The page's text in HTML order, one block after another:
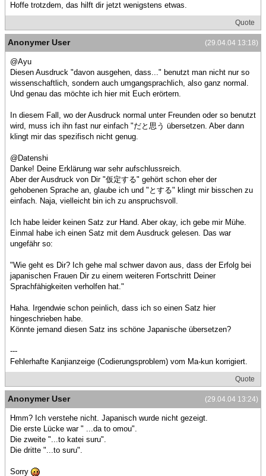
Hoffe trotzdem, das hilft dir jetzt wenigstens etwas.
Quote
(29.04.04 13:18)
Anonymer User
@Ayu
Diesen Ausdruck "davon ausgehen, dass..." benutzt man nicht nur so
wissenschaftlich, sondern auch umgangsprachlich, also ganz normal.
Und genau das möchte ich hier mit Euch erörtern.
In diesem Fall, wo der Ausdruck normal unter Freunden oder so benutzt
wird, muss ich ihn fast nur einfach "だと思う übersetzen. Aber dann
klingt mir das spezifisch nicht genug.
@Datenshi
Danke! Deine Erklärung war sehr aufschlussreich.
Aber der Ausdruck von Dir "仮定する" gehört schon eher der
gehobenen Sprache an, glaube ich und "とする" klingt mir bisschen zu
einfach. Naja, vielleicht bin ich zu anspruchsvoll.
Ich habe leider keinen Satz zur Hand. Aber okay, ich gebe mir Mühe.
Einmal habe ich einen Satz mit dem Ausdruck gelesen. Das war
ungefähr so:
"Wie geht es Dir? Ich gehe mal schwer davon aus, dass der Erfolg bei
japanischen Frauen Dir zu einem weiteren Fortschritt Deiner
Sprachfähigkeiten verholfen hat."
Haha. Irgendwie schon peinlich, dass ich so einen Satz hier
hingeschrieben habe.
Könnte jemand diesen Satz ins schöne Japanische übersetzen?
---
Fehlerhafte Kanjianzeige (Codierungsproblem) vom Ma-kun korrigiert.
Quote
(29.04.04 13:24)
Anonymer User
Hmm? Ich verstehe nicht. Japanisch wurde nicht gezeigt.
Die erste Lücke war " ...da to omou".
Die zweite "...to katei suru".
Die dritte "...to suru".
Sorry